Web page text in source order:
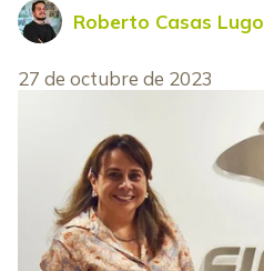
Roberto Casas Lugo
27 de octubre de 2023